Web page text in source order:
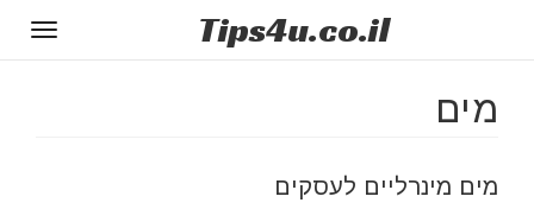
Tips4u.co.il
מים
מים מינרליים לעסקים